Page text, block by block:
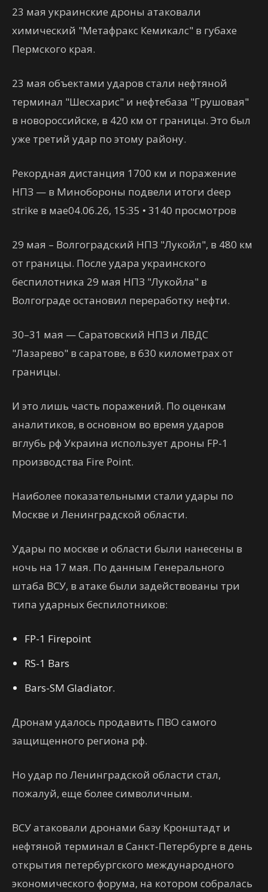
23 мая украинские дроны атаковали
химический "Метафракс Кемикалс" в губахе
Пермского края.
23 мая объектами ударов стали нефтяной
терминал "Шесхарис" и нефтебаза "Грушовая"
в новороссийске, в 420 км от границы. Это был
уже третий удар по этому району.
Рекордная дистанция 1700 км и поражение
НПЗ — в Минобороны подвели итоги deep
strike в мае04.06.26, 15:35 • 3140 просмотров
29 мая – Волгоградский НПЗ "Лукойл", в 480 км
от границы. После удара украинского
беспилотника 29 мая НПЗ "Лукойла" в
Волгограде остановил переработку нефти.
30–31 мая — Саратовский НПЗ и ЛВДС
"Лазарево" в саратове, в 630 километрах от
границы.
И это лишь часть поражений. По оценкам
аналитиков, в основном во время ударов
вглубь рф Украина использует дроны FP-1
производства Fire Point.
Наиболее показательными стали удары по
Москве и Ленинградской области.
Удары по москве и области были нанесены в
ночь на 17 мая. По данным Генерального
штаба ВСУ, в атаке были задействованы три
типа ударных беспилотников:
FP-1 Firepoint
RS-1 Bars
Bars-SM Gladiator.
Дронам удалось продавить ПВО самого
защищенного региона рф.
Но удар по Ленинградской области стал,
пожалуй, еще более символичным.
ВСУ атаковали дронами базу Кронштадт и
нефтяной терминал в Санкт-Петербурге в день
открытия петербургского международного
экономического форума, на котором собралась